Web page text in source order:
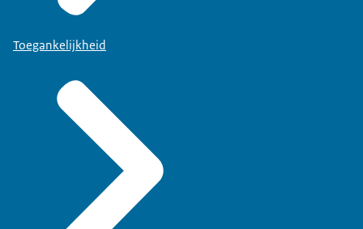
Toegankelijkheid